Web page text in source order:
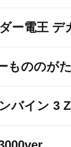
ー電王 デ
もののが
バイン 3